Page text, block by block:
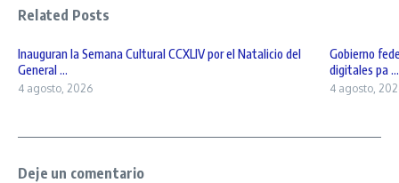
Related Posts
Inauguran la Semana Cultural CCXLIV por el Natalicio del
General ...
4 agosto, 2026
Gobierno
digitales pa ...
4 agosto,
Deje un comentario